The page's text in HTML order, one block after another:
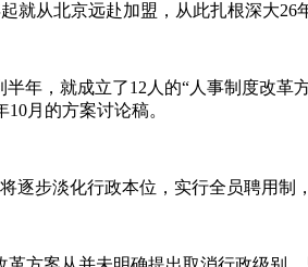
就从北京远赴加盟，从此扎根深大26
半年，就成立了12 人的“人事制度改革
10月的方案讨论稿。
逐步淡化行政本位，实行全员聘用制